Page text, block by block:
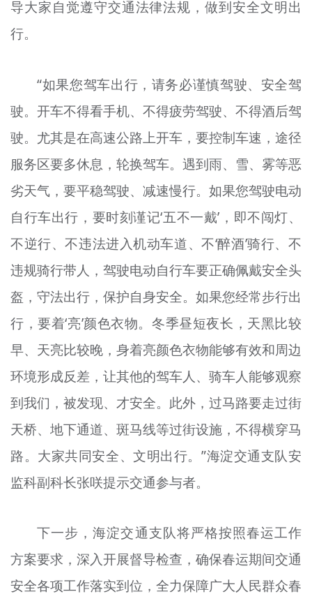
导大家自觉遵守交通法律法规，做到安全文明出
行。
“如果您驾车出行，请务必谨慎驾驶、安全驾
驶。开车不得看手机、不得疲劳驾驶、不得酒后驾
驶。尤其是在高速公路上开车，要控制车速，途径
服务区要多休息，轮换驾车。遇到雨、雪、雾等恶
劣天气，要平稳驾驶、减速慢行。如果您驾驶电动
自行车出行，要时刻谨记‘五不一戴’，即不闯灯、
不逆行、不违法进入机动车道、不‘醉酒’骑行、不
违规骑行带人，驾驶电动自行车要正确佩戴安全头
盔，守法出行，保护自身安全。如果您经常步行出
行，要着‘亮’颜色衣物。冬季昼短夜长，天黑比较
早、天亮比较晚，身着亮颜色衣物能够有效和周边
环境形成反差，让其他的驾车人、骑车人能够观察
到我们，被发现、才安全。此外，过马路要走过街
天桥、地下通道、斑马线等过街设施，不得横穿马
路。大家共同安全、文明出行。”海淀交通支队安
监科副科长张咲提示交通参与者。
下一步，海淀交通支队将严格按照春运工作
方案要求，深入开展督导检查，确保春运期间交通
安全各项工作落实到位，全力保障广大人民群众春